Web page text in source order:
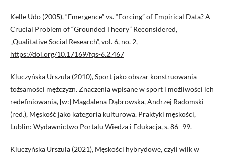
Kelle Udo (2005), “Emergence” vs. “Forcing” of Empirical Data? A
Crucial Problem of “Grounded Theory” Reconsidered,
„Qualitative Social Research”, vol. 6, no. 2,
https://doi.org/10.17169/fqs-6.2.467
Kluczyńska Urszula (2010), Sport jako obszar konstruowania
tożsamości mężczyzn. Znaczenia wpisane w sport i możliwości ich
redefiniowania, [w:] Magdalena Dąbrowska, Andrzej Radomski
(red.), Męskość jako kategoria kulturowa. Praktyki męskości,
Lublin: Wydawnictwo Portalu Wiedza i Edukacja, s. 86–99.
Kluczyńska Urszula (2021), Męskości hybrydowe, czyli wilk w